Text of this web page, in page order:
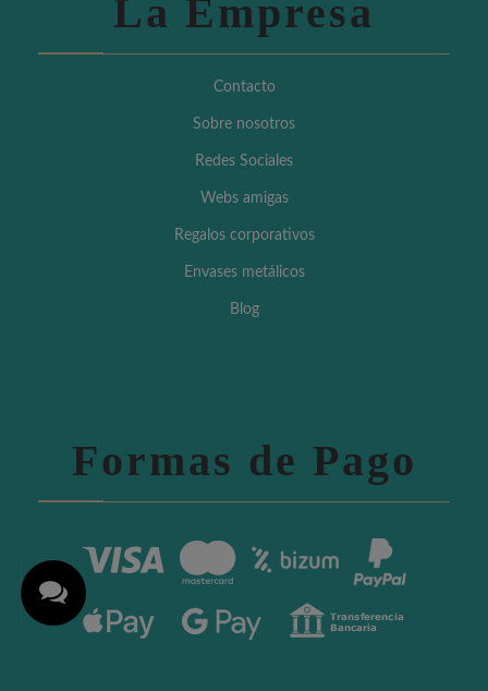
La Empresa
Contacto
Sobre nosotros
Redes Sociales
Webs amigas
Regalos corporativos
Envases metálicos
Blog
Formas de Pago